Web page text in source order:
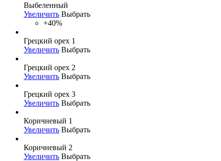
Выбеленный
Увеличить Выбрать
+40%
Грецкий орех 1
Увеличить Выбрать
Грецкий орех 2
Увеличить Выбрать
Грецкий орех 3
Увеличить Выбрать
Коричневый 1
Увеличить Выбрать
Коричневый 2
Увеличить Выбрать